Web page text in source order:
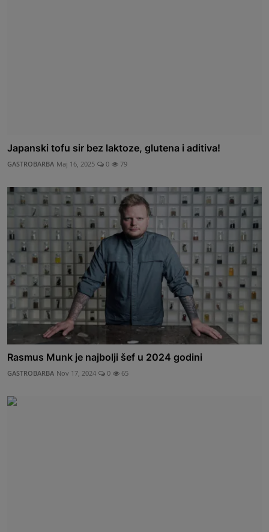
Japanski tofu sir bez laktoze, glutena i aditiva!
GASTROBARBA Maj 16, 2025 0 79
Rasmus Munk je najbolji šef u 2024 godini
GASTROBARBA Nov 17, 2024 0 65